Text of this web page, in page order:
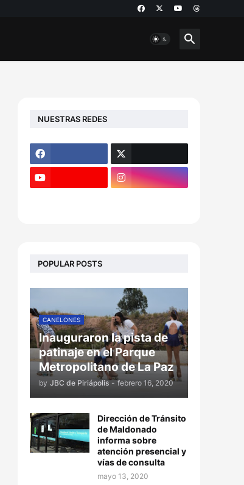
NUESTRAS REDES
POPULAR POSTS
CANELONES
Inauguraron la pista de
patinaje en el Parque
Metropolitano de La Paz
by JBC de Piriápolis - febrero 16, 2020
Dirección de Tránsito
de Maldonado
informa sobre
atención presencial y
vías de consulta
mayo 13, 2020